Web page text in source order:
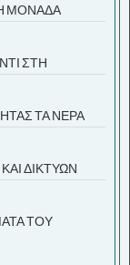
ΜΟΝΑΔΑ
ΣΤΗ
ΤΑ ΝΕΡΑ
ΔΙΚΤΥΩΝ
ΤΟΥ